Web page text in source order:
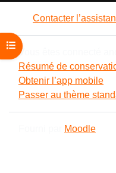
Ouvrir l’index du cours
Contacter
Vous êtes connecté
Résumé de
Obtenir l’app mobile
Passer au thème
Moodle